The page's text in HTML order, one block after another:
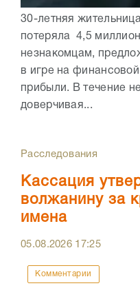
30-летняя
потеряла 4,5
незнакомцам,
в игре на
прибыли. В течение
доверчивая...
Расследования
Кассация
волжанину за
имена
05.08.2026 17:25
Комментарии